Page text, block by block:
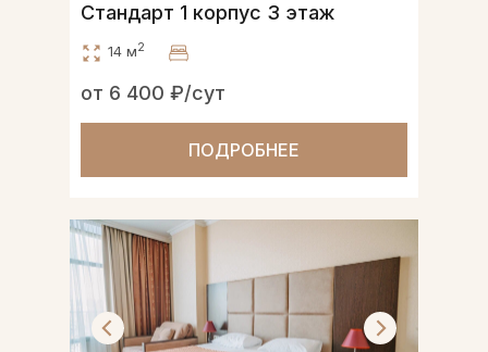
Стандарт 1 корпус 3 этаж
от 6 400 ₽/сут
14 м2
ПОДРОБНЕЕ